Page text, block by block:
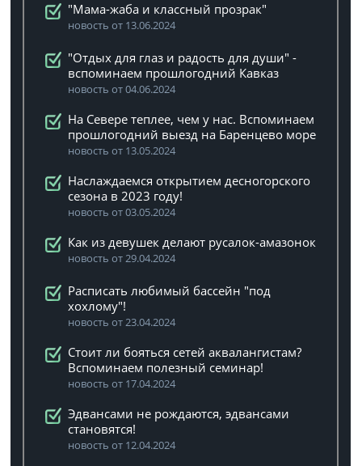
"Мама-жаба и классный прозрак"
новость от 13.06.2024
"Отдых для глаз и радость для души" -
вспоминаем прошлогодний Кавказ
новость от 04.06.2024
На Севере теплее, чем у нас. Вспоминаем
прошлогодний выезд на Баренцево море
новость от 13.05.2024
Наслаждаемся открытием десногорского
сезона в 2023 году!
новость от 03.05.2024
Как из девушек делают русалок-амазонок
новость от 29.04.2024
Расписать любимый бассейн "под
хохлому"!
новость от 23.04.2024
Стоит ли бояться сетей аквалангистам?
Вспоминаем полезный семинар!
новость от 17.04.2024
Эдвансами не рождаются, эдвансами
становятся!
новость от 12.04.2024